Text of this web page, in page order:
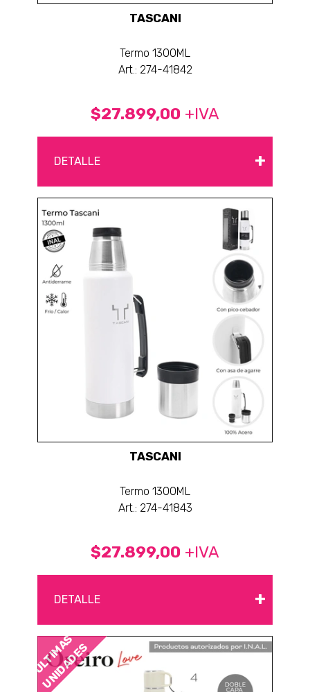
TASCANI
Termo 1300ML
Art.: 274-41842
$27.899,00 +IVA
DETALLE +
TASCANI
Termo 1300ML
Art.: 274-41843
$27.899,00 +IVA
DETALLE +
ÚLTIMAS
UNIDADES